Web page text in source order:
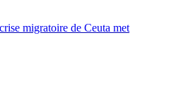
migratoire de Ceuta met